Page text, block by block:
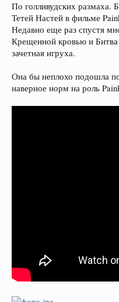
По голливудских размаха.
Тетей Настей в фильме
Недавно еще раз спустя
Крещенной кровью и
зачетная игруха.
Она бы неплохо подошла
наверное норм на роль